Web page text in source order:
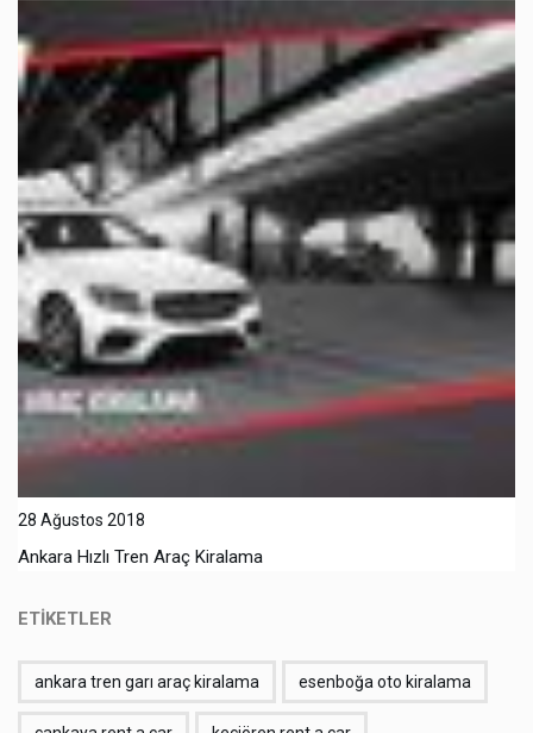
28 Ağustos 2018
Ankara Hızlı Tren Araç Kiralama
ETİKETLER
ankara tren garı araç kiralama esenboğa oto kiralama